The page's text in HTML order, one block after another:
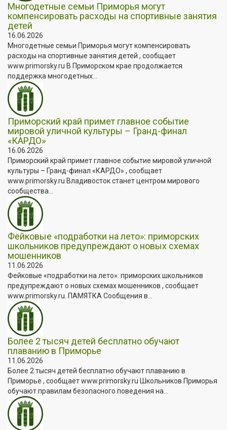
Многодетные семьи Приморья могут
компенсировать расходы на спортивные занятия
детей
16.06.2026
Многодетные семьи Приморья могут компенсировать
расходы на спортивные занятия детей , сообщает
www.primorsky.ru В Приморском крае продолжается
поддержка многодетных...
Приморский край примет главное событие
мировой уличной культуры – Гранд-финал
«КАРДО»
16.06.2026
Приморский край примет главное событие мировой уличной
культуры – Гранд-финал «КАРДО» , сообщает
www.primorsky.ru Владивосток станет центром мирового
сообщества...
Фейковые «подработки на лето»: приморских
школьников предупреждают о новых схемах
мошенников
11.06.2026
Фейковые «подработки на лето»: приморских школьников
предупреждают о новых схемах мошенников , сообщает
www.primorsky.ru. ПАМЯТКА Сообщения в...
Более 2 тысяч детей бесплатно обучают
плаванию в Приморье
11.06.2026
Более 2 тысяч детей бесплатно обучают плаванию в
Приморье , сообщает www.primorsky.ru Школьников Приморья
обучают правилам безопасного поведения на...